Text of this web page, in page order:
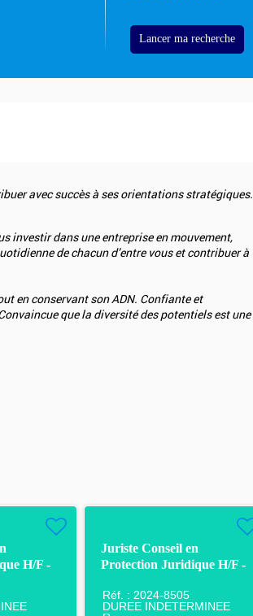
avec succès à ses orientations stratégiques.
investir dans une entreprise en mouvement,
de chacun d’entre vous et contribuer à
en conservant son ADN. Confiante et
que la diversité des potentiels est une
H/F -
Juriste Conseil en
Protection Juridique H/F -
Réf. : 2024-8505
DUREE INDETERMINEE